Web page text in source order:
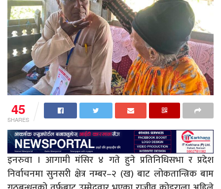
45
SHARES
इनरुवा । आगामी मंसिर ४ गते हुने प्रतिनिधिसभा र प्रदेश
निर्वाचनमा सुनसरी क्षेत्र नम्बर–२ (ख) बाट लोकतान्त्रिक बाम